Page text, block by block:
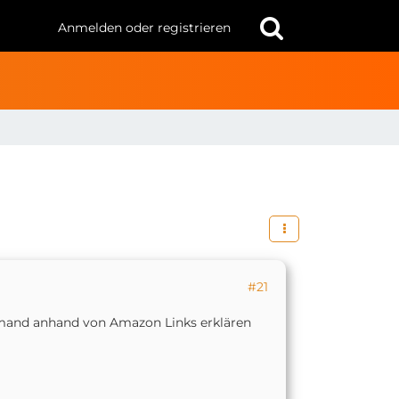
Anmelden oder registrieren
#21
anhand von Amazon Links erklären